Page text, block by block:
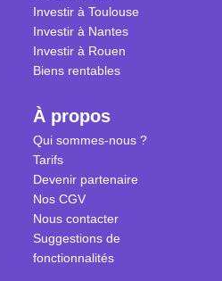
Investir à Toulouse
Investir à Nantes
Investir à Rouen
Biens rentables
À propos
Qui sommes-nous ?
Tarifs
Devenir partenaire
Nos CGV
Nous contacter
Suggestions de
fonctionnalités